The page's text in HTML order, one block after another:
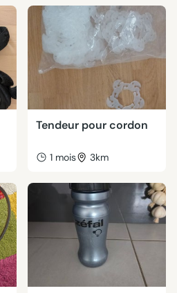
Tendeur pour cordon
1 mois 3km